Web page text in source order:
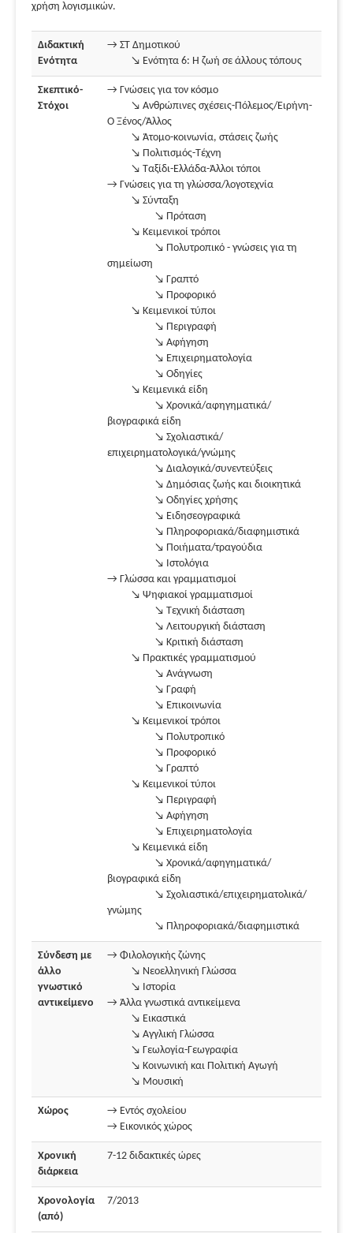
χρήση λογισμικών.
Διδακτική
Ενότητα
→ ΣΤ Δημοτικού
↘ Ενότητα 6: Η ζωή σε άλλους τόπους
Σκεπτικό-
Στόχοι
→ Γνώσεις για τον κόσμο
↘ Ανθρώπινες σχέσεις-Πόλεμος/Ειρήνη-
Ο Ξένος/Άλλος
↘ Άτομο-κοινωνία, στάσεις ζωής
↘ Πολιτισμός-Τέχνη
↘ Ταξίδι-Ελλάδα-Άλλοι τόποι
→ Γνώσεις για τη γλώσσα/λογοτεχνία
↘ Σύνταξη
↘ Πρόταση
↘ Κειμενικοί τρόποι
↘ Πολυτροπικό - γνώσεις για τη
σημείωση
↘ Γραπτό
↘ Προφορικό
↘ Κειμενικοί τύποι
↘ Περιγραφή
↘ Αφήγηση
↘ Επιχειρηματολογία
↘ Οδηγίες
↘ Κειμενικά είδη
↘ Χρονικά/αφηγηματικά/
βιογραφικά είδη
↘ Σχολιαστικά/
επιχειρηματολογικά/γνώμης
↘ Διαλογικά/συνεντεύξεις
↘ Δημόσιας ζωής και διοικητικά
↘ Οδηγίες χρήσης
↘ Ειδησεογραφικά
↘ Πληροφοριακά/διαφημιστικά
↘ Ποιήματα/τραγούδια
↘ Ιστολόγια
→ Γλώσσα και γραμματισμοί
↘ Ψηφιακοί γραμματισμοί
↘ Τεχνική διάσταση
↘ Λειτουργική διάσταση
↘ Κριτική διάσταση
↘ Πρακτικές γραμματισμού
↘ Ανάγνωση
↘ Γραφή
↘ Επικοινωνία
↘ Κειμενικοί τρόποι
↘ Πολυτροπικό
↘ Προφορικό
↘ Γραπτό
↘ Κειμενικοί τύποι
↘ Περιγραφή
↘ Αφήγηση
↘ Επιχειρηματολογία
↘ Κειμενικά είδη
↘ Χρονικά/αφηγηματικά/
βιογραφικά είδη
↘ Σχολιαστικά/επιχειρηματολικά/
γνώμης
↘ Πληροφοριακά/διαφημιστικά
Σύνδεση με
άλλο
γνωστικό
αντικείμενο
→ Φιλολογικής ζώνης
↘ Νεοελληνική Γλώσσα
↘ Ιστορία
→ Άλλα γνωστικά αντικείμενα
↘ Εικαστικά
↘ Αγγλική Γλώσσα
↘ Γεωλογία-Γεωγραφία
↘ Κοινωνική και Πολιτική Αγωγή
↘ Μουσική
Χώρος
→ Εντός σχολείου
→ Εικονικός χώρος
Χρονική
διάρκεια
7-12 διδακτικές ώρες
Χρονολογία
(από)
7/2013